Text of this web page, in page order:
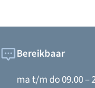
Bereikbaar
ma t/m do 09.00 –